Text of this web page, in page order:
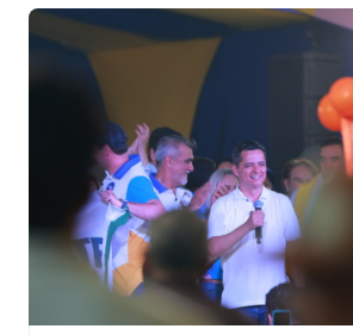
na abertura da votação, que da lista